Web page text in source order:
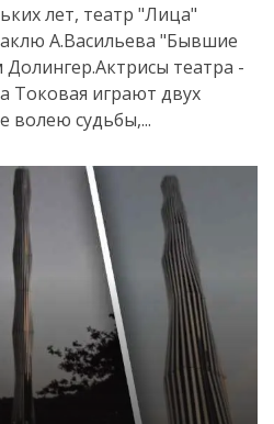
лет, театр "Лица"
А.Васильева "Бывшие
театра -
Токовая играют двух
волею судьбы,...